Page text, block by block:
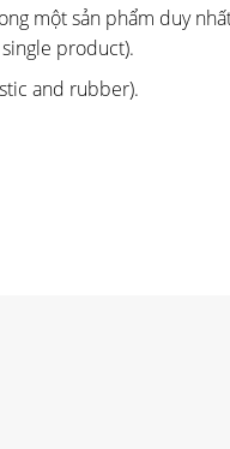
một sản phẩm duy
product).
and rubber).